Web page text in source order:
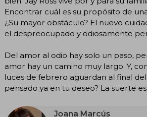
Encontrar cuál es su propósito de
¿Su mayor obstáculo? El nuevo
el despreocupado y odiosamente
Del amor al odio hay solo un paso,
amor hay un camino muy largo. Y,
luces de febrero aguardan al final
pensado ya en tu deseo? La suerte
Joana Marcús